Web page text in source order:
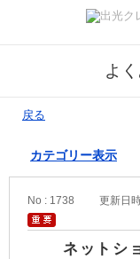
よ
戻る
カテゴリー表示
No : 1738 更新日
ネットシ